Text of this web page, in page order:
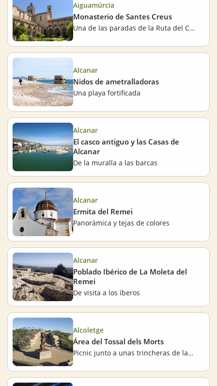
Aiguamúrcia
Monasterio de Santes Creus
Una de las paradas de la Ruta del Cister
Alcanar
Nidos de ametralladoras
Una playa fortificada
Alcanar
El casco antiguo y las Casas de
Alcanar
De la muralla a las barcas
Alcanar
Ermita del Remei
Panorámica y tejas de colores
Alcanar
Poblado Ibérico de La Moleta del
Remei
De visita a los íberos
Alcoletge
Área del Tossal dels Morts
Picnic junto a unas trincheras de la Guerra Civil